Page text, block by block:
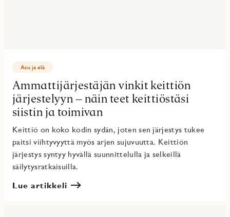
Asu ja elä
Ammattijärjestäjän vinkit keittiön
järjestelyyn – näin teet keittiöstäsi
siistin ja toimivan
Keittiö on koko kodin sydän, joten sen järjestys tukee
paitsi viihtyvyyttä myös arjen sujuvuutta. Keittiön
järjestys syntyy hyvällä suunnittelulla ja selkeillä
säilytysratkaisuilla.
Lue artikkeli